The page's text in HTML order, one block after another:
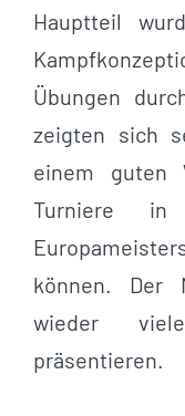
Hauptteil
Übungen
zeigten sich
einem guten
Turniere
können. Der
wieder
präsentieren.